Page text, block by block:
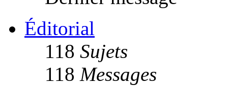
Éditorial
118 Sujets
118 Messages